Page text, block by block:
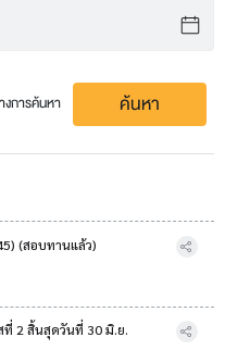
งการค้นหา ค้นหา
(สอบทานแล้ว)
ที่ 2 สิ้นสุดวันที่ 30 มิ.ย.